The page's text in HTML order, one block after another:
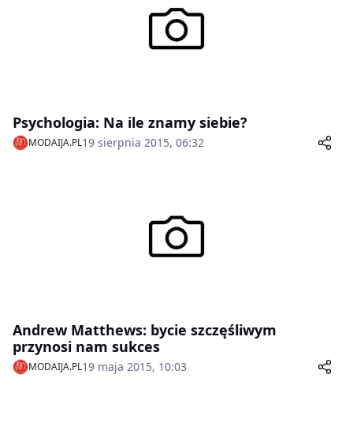
Psychologia: Na ile znamy siebie?
MODAIJA.PL19 sierpnia 2015, 06:32
Andrew Matthews: bycie szczęśliwym
przynosi nam sukces
MODAIJA.PL19 maja 2015, 10:03